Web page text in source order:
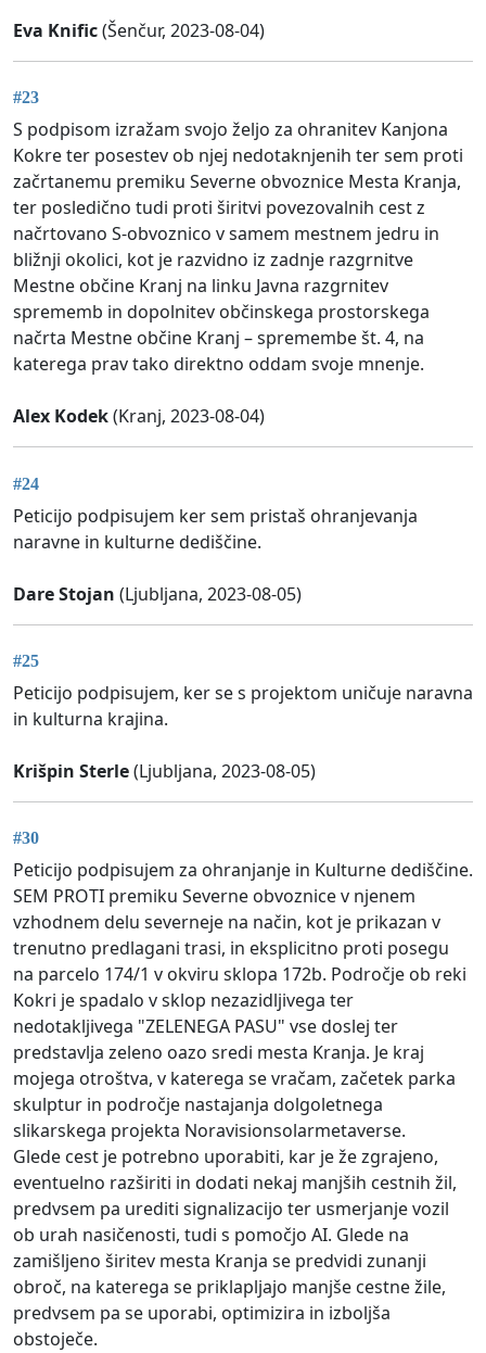
Eva Knific(Šenčur, 2023-08-04)
#23
S podpisom izražam svojo željo za ohranitev Kanjona
Kokre ter posestev ob njej nedotaknjenih ter sem proti
začrtanemu premiku Severne obvoznice Mesta Kranja,
ter posledično tudi proti širitvi povezovalnih cest z
načrtovano S-obvoznico v samem mestnem jedru in
bližnji okolici, kot je razvidno iz zadnje razgrnitve
Mestne občine Kranj na linku Javna razgrnitev
sprememb in dopolnitev občinskega prostorskega
načrta Mestne občine Kranj – spremembe št. 4, na
katerega prav tako direktno oddam svoje mnenje.
Alex Kodek(Kranj, 2023-08-04)
#24
Peticijo podpisujem ker sem pristaš ohranjevanja
naravne in kulturne dediščine.
Dare Stojan (Ljubljana, 2023-08-05)
#25
Peticijo podpisujem, ker se s projektom uničuje naravna
in kulturna krajina.
Krišpin Sterle(Ljubljana, 2023-08-05)
#30
Peticijo podpisujem za ohranjanje in Kulturne dediščine.
SEM PROTI premiku Severne obvoznice v njenem
vzhodnem delu severneje na način, kot je prikazan v
trenutno predlagani trasi, in eksplicitno proti posegu
na parcelo 174/1 v okviru sklopa 172b. Področje ob reki
Kokri je spadalo v sklop nezazidljivega ter
nedotakljivega "ZELENEGA PASU" vse doslej ter
predstavlja zeleno oazo sredi mesta Kranja. Je kraj
mojega otroštva, v katerega se vračam, začetek parka
skulptur in področje nastajanja dolgoletnega
slikarskega projekta Noravisionsolarmetaverse.
Glede cest je potrebno uporabiti, kar je že zgrajeno,
eventuelno razširiti in dodati nekaj manjših cestnih žil,
predvsem pa urediti signalizacijo ter usmerjanje vozil
ob urah nasičenosti, tudi s pomočjo AI. Glede na
zamišljeno širitev mesta Kranja se predvidi zunanji
obroč, na katerega se priklapljajo manjše cestne žile,
predvsem pa se uporabi, optimizira in izboljša
obstoječe.